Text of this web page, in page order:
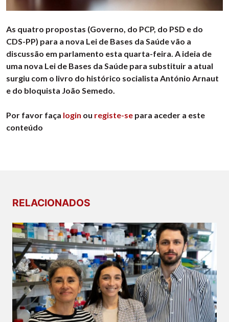
As quatro propostas (Governo, do PCP, do PSD e do
CDS-PP) para a nova Lei de Bases da Saúde vão a
discussão em parlamento esta quarta-feira. A ideia de
uma nova Lei de Bases da Saúde para substituir a atual
surgiu com o livro do histórico socialista António Arnaut
e do bloquista João Semedo.
Por favor faça login ou registe-se para aceder a este
conteúdo
RELACIONADOS